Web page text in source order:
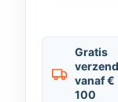
Gratis
vanaf €
100